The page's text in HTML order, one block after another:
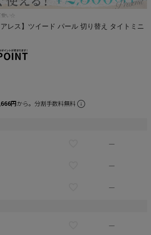
愛い☆
レス】ツイード パール 切り替え タイトミニ
円から。分割手数料無料
—
—
—
—